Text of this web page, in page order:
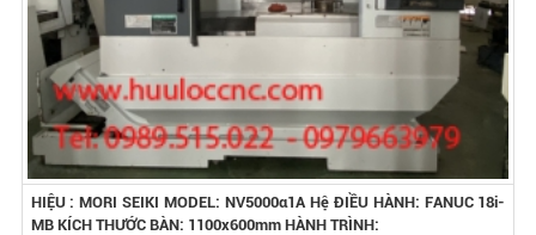
HIỆU : MORI SEIKI MODEL: NV5000α1A Hệ ĐIỀU HÀNH: FANUC 18i-
MB KÍCH THƯỚC BÀN: 1100x600mm HÀNH TRÌNH: